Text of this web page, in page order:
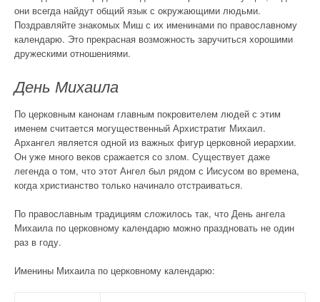
они всегда найдут общий язык с окружающими людьми.
Поздравляйте знакомых Миш с их именинами по православному
календарю. Это прекрасная возможность заручиться хорошими
дружескими отношениями.
День Михаила
По церковным канонам главным покровителем людей с этим
именем считается могущественный Архистратиг Михаил.
Архангел является одной из важных фигур церковной иерархии.
Он уже много веков сражается со злом. Существует даже
легенда о том, что этот Ангел был рядом с Иисусом во времена,
когда христианство только начинало отстраиваться.
По православным традициям сложилось так, что День ангела
Михаила по церковному календарю можно праздновать не один
раз в году.
Именины Михаила по церковному календарю: